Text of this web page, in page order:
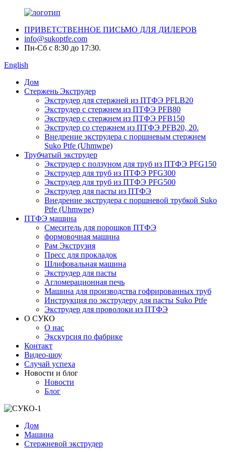
ПРИВЕТСТВЕННОЕ ПИСЬМО ДЛЯ ДИЛЕРОВ
info@sukoptfe.com
Пн-Сб с 8:30 до 17:30.
English
Дом
Стержень Экструдер
Экструдер для стержней из ПТФЭ PFLB20
Экструдер с стержнем из ПТФЭ PFB80
Экструдер с стержнем из ПТФЭ PFB150
Экструдер со стержнем из ПТФЭ PFB20, 20.
Внедрение экструдера с поршневым стержнем
Suko Ptfe (Uhmwpe)
Трубчатый экструдер
Экструдер с ползуном для труб из ПТФЭ PFG150
Экструдер для труб из ПТФЭ PFG300
Экструдер для труб из ПТФЭ PFG500
Экструдер для пасты из ПТФЭ
Внедрение экструдера с поршневой трубкой Suko
Ptfe (Uhmwpe)
ПТФЭ машина
Смеситель для порошков ПТФЭ
формовочная машина
Рам Экструзия
Пресс для прокладок
Шлифовальная машина
Экструдер для пасты
Агломерационная печь
Машина для производства гофрированных труб
Инструкция по экструдеру для пасты Suko Ptfe
Экструдер для проволоки из ПТФЭ
О СУКО
О нас
Экскурсия по фабрике
Контакт
Видео-шоу
Случай успеха
Новости и блог
Новости
Блог
Дом
Машина
Стержневой экструдер